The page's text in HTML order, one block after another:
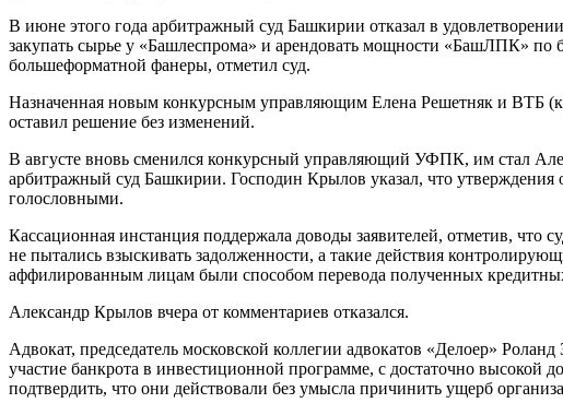
В июне этого года арбитражный суд Башкирии отказал в
закупать сырье у «Башлеспрома» и арендовать мощности «БашЛПК» по
большеформатной фанеры, отметил суд.
Назначенная новым конкурсным управляющим Елена Решетняк и ВТБ
оставил решение без изменений.
В августе вновь сменился конкурсный управляющий УФПК, им стал
арбитражный суд Башкирии. Господин Крылов указал, что утверждения
голословными.
Кассационная инстанция поддержала доводы заявителей, отметив,
не пытались взыскивать задолженности, а такие действия
аффилированным лицам были способом перевода полученных
Александр Крылов вчера от комментариев отказался.
Адвокат, председатель московской коллегии адвокатов «Делоер»
участие банкрота в инвестиционной программе, с достаточно высокой
подтвердить, что они действовали без умысла причинить ущерб